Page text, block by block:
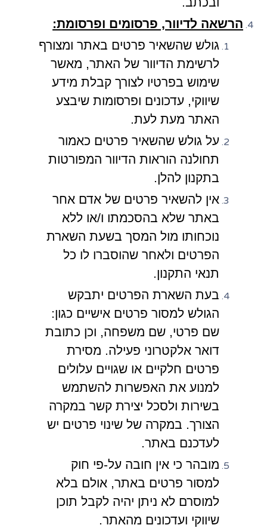
הרשאה לדיוור, פרסומים ופרסומת:
גולש שהשאיר פרטים באתר ומצורף
לרשימת הדיוור של האתר, מאשר
שימוש בפרטיו לצורך קבלת מידע
שיווקי, עדכונים ופרסומות שיבצע
האתר מעת לעת.
על גולש שהשאיר פרטים כאמור
תחולנה הוראות הדיוור המפורטות
בתקנון להלן.
אין להשאיר פרטים של אדם אחר
באתר שלא בהסכמתו ו/או ללא
נוכחותו מול המסך בשעת השארת
הפרטים ולאחר שהוסברו לו כל
תנאי התקנון.
בעת השארת הפרטים יתבקש
הגולש למסור פרטים אישיים כגון:
שם פרטי, שם משפחה, וכן כתובת
דואר אלקטרוני פעילה. מסירת
פרטים חלקיים או שגויים עלולים
למנוע את האפשרות להשתמש
בשירות ולסכל יצירת קשר במקרה
הצורך. במקרה של שינוי פרטים יש
לעדכנם באתר.
מובהר כי אין חובה על-פי חוק
למסור פרטים באתר, אולם בלא
למוסרם לא ניתן יהיה לקבל תוכן
שיווקי ועדכונים מהאתר.